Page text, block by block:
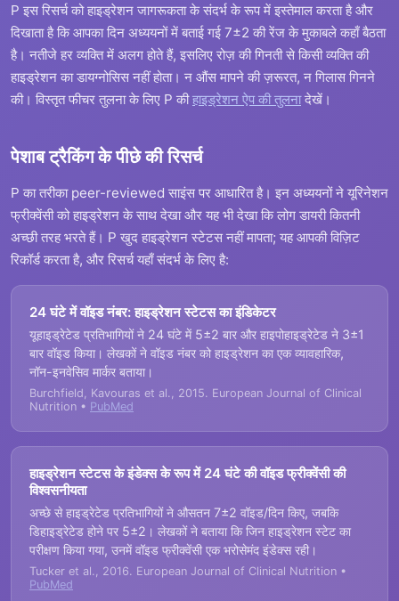
P इस रिसर्च को हाइड्रेशन जागरूकता के संदर्भ के रूप में इस्तेमाल करता है और
दिखाता है कि आपका दिन अध्ययनों में बताई गई 7±2 की रेंज के मुकाबले कहाँ बैठता
है। नतीजे हर व्यक्ति में अलग होते हैं, इसलिए रोज़ की गिनती से किसी व्यक्ति की
हाइड्रेशन का डायग्नोसिस नहीं होता। न औंस मापने की ज़रूरत, न गिलास गिनने
की। विस्तृत फीचर तुलना के लिए P कीहाइड्रेशन ऐप की तुलनादेखें।
पेशाब ट्रैकिंग के पीछे की रिसर्च
P का तरीका peer-reviewed साइंस पर आधारित है। इन अध्ययनों ने यूरिनेशन
फ्रीक्वेंसी को हाइड्रेशन के साथ देखा और यह भी देखा कि लोग डायरी कितनी
अच्छी तरह भरते हैं। P खुद हाइड्रेशन स्टेटस नहीं मापता; यह आपकी विज़िट
रिकॉर्ड करता है, और रिसर्च यहाँ संदर्भ के लिए है:
24 घंटे में वॉइड नंबर: हाइड्रेशन स्टेटस का इंडिकेटर
यूहाइड्रेटेड प्रतिभागियों ने 24 घंटे में 5±2 बार और हाइपोहाइड्रेटेड ने 3±1
बार वॉइड किया। लेखकों ने वॉइड नंबर को हाइड्रेशन का एक व्यावहारिक,
नॉन-इनवेसिव मार्कर बताया।
Burchfield, Kavouras et al., 2015. European Journal of Clinical
Nutrition • PubMed
हाइड्रेशन स्टेटस के इंडेक्स के रूप में 24 घंटे की वॉइड फ्रीक्वेंसी की
विश्वसनीयता
अच्छे से हाइड्रेटेड प्रतिभागियों ने औसतन 7±2 वॉइड/दिन किए, जबकि
डिहाइड्रेटेड होने पर 5±2। लेखकों ने बताया कि जिन हाइड्रेशन स्टेट का
परीक्षण किया गया, उनमें वॉइड फ्रीक्वेंसी एक भरोसेमंद इंडेक्स रही।
Tucker et al., 2016. European Journal of Clinical Nutrition •
PubMed